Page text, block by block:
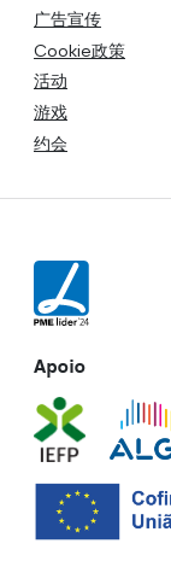
广告宣传
Cookie政策
活动
游戏
约会
Apoio